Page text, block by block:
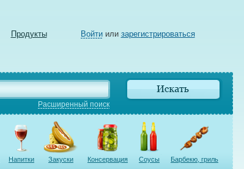
Продукты Войтиили зарегистрироваться
Расширенный поиск
Напитки Закуски Консервация Соусы Барбекю, гриль